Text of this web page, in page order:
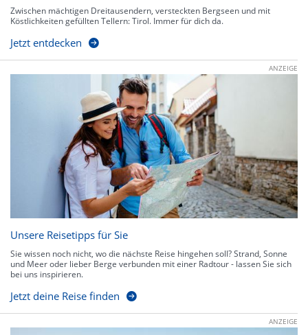
Zwischen mächtigen Dreitausendern, versteckten Bergseen und mit
Köstlichkeiten gefüllten Tellern: Tirol. Immer für dich da.
Jetzt entdecken
ANZEIGE
Unsere Reisetipps für Sie
Sie wissen noch nicht, wo die nächste Reise hingehen soll? Strand, Sonne
und Meer oder lieber Berge verbunden mit einer Radtour - lassen Sie sich
bei uns inspirieren.
Jetzt deine Reise finden
ANZEIGE